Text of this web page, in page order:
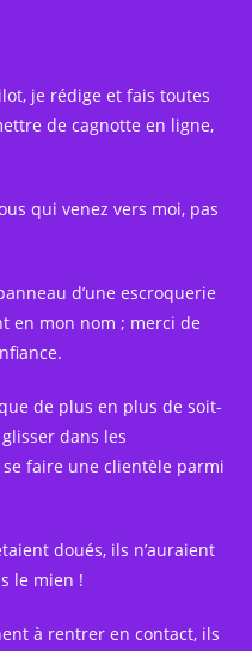
je rédige et fais toutes
de cagnotte en ligne,
qui venez vers moi, pas
d’une escroquerie
en mon nom ; merci de
de plus en plus de soit-
dans les
faire une clientèle parmi
doués, ils n’auraient
le mien !
à rentrer en contact, ils